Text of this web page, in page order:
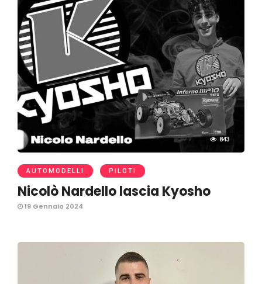
843
AUTOMODELLI PILOTI
Nicolò Nardello lascia Kyosho
19 Gennaio 2024